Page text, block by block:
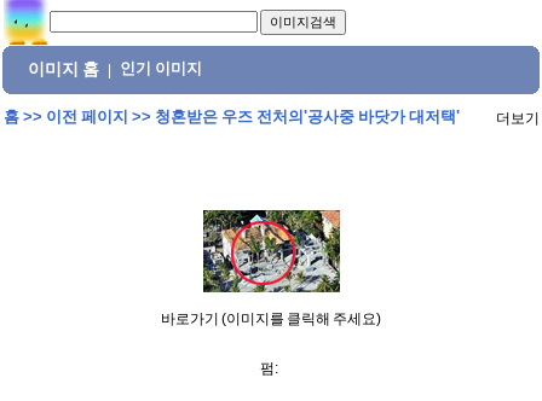
이미지 홈 인기 이미지
홈>> 이전 페이지 >> 청혼받은 우즈 전처의'공사중 바닷가 대저택' 더보기
바로가기 (이미지를 클릭해 주세요)
펌: